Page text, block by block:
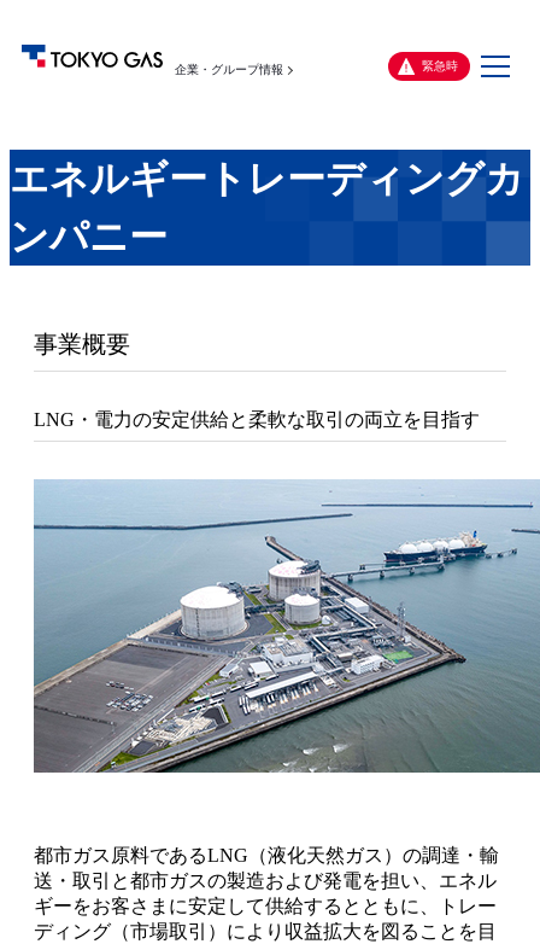
企業・グループ情報 緊急時
メ
エネルギートレーディングカ
ンパニー
事業概要
LNG・電力の安定供給と柔軟な取引の両立を目指す
都市ガス原料であるLNG（液化天然ガス）の調達・輸
送・取引と都市ガスの製造および発電を担い、エネル
ギーをお客さまに安定して供給するとともに、トレー
ディング（市場取引）により収益拡大を図ることを目